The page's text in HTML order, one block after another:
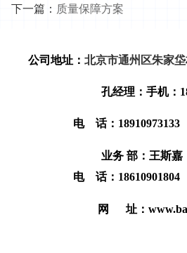
下一篇： 质量保障方案
公司地址： 北京市通州区朱家
孔经理： 手机：
电 话：18910973133
业务 部：王斯嘉
电 话：18610901804
网 址：